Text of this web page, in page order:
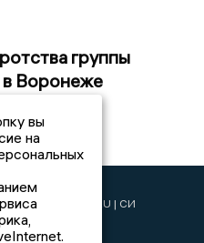
группы
в Воронеже
| СИ
новости»
вы
на